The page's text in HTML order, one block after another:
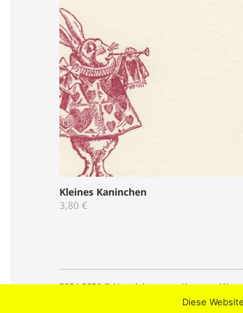
Kleines Kaninchen
3,80 €
2004-2026 © Umtriebpresse . Knooper Weg
Diese